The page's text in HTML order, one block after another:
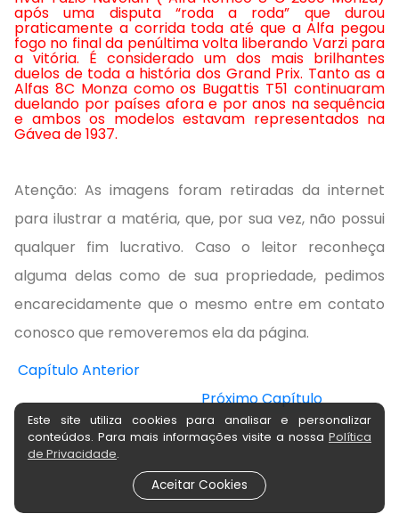
após uma disputa “roda a roda” que durou
praticamente a corrida toda até que a Alfa pegou
fogo no final da penúltima volta liberando Varzi para
a vitória. É considerado um dos mais brilhantes
duelos de toda a história dos Grand Prix. Tanto as a
Alfas 8C Monza como os Bugattis T51 continuaram
duelando por países afora e por anos na sequência
e ambos os modelos estavam representados na
Gávea de 1937.
Atenção: As imagens foram retiradas da internet
para ilustrar a matéria, que, por sua vez, não possui
qualquer fim lucrativo. Caso o leitor reconheça
alguma delas como de sua propriedade, pedimos
encarecidamente que o mesmo entre em contato
conosco que removeremos ela da página.
Capítulo Anterior
Próximo Capítulo
Este site utiliza cookies para analisar e personalizar
conteúdos. Para mais informações visite a nossa Política
de Privacidade.
Aceitar Cookies